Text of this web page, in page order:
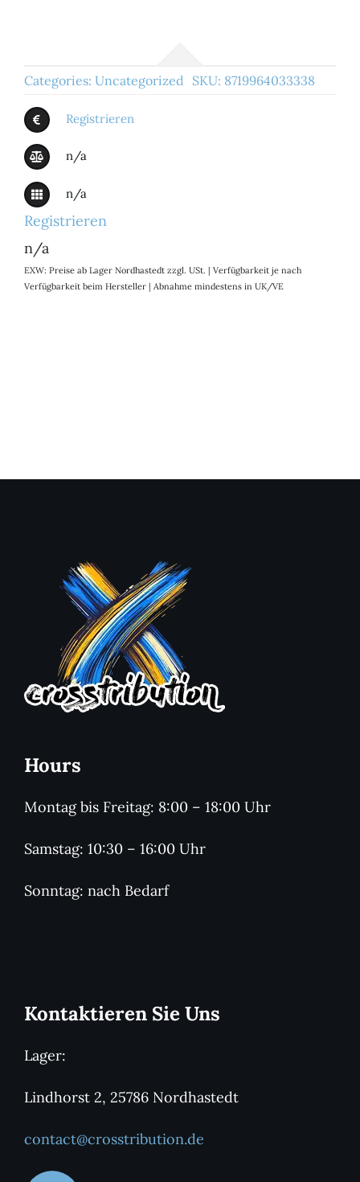
Categories: Uncategorized SKU: 8719964033338
Registrieren
n/a
n/a
Registrieren
n/a
EXW: Preise ab Lager Nordhastedt zzgl. USt. | Verfügbarkeit je nach
Verfügbarkeit beim Hersteller | Abnahme mindestens in UK/VE
Hours
Montag bis Freitag: 8:00 – 18:00 Uhr
Samstag: 10:30 – 16:00 Uhr
Sonntag: nach Bedarf
Kontaktieren Sie Uns
Lager:
Lindhorst 2, 25786 Nordhastedt
contact@crosstribution.de